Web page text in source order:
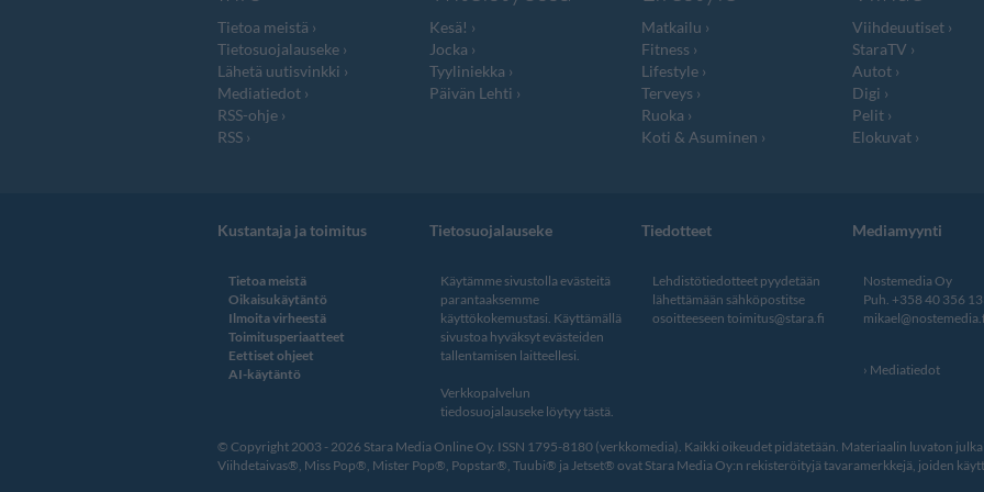
Tietoa meistä
Tietosuojalauseke
Lähetä uutisvinkki
Mediatiedot
RSS-ohje
RSS
Kesä!
Jocka
Tyyliniekka
Päivän Lehti
Matkailu
Fitness
Lifestyle
Terveys
Ruoka
Koti & Asuminen
Viihdeuutiset
StaraTV
Autot
Digi
Pelit
Elokuvat
Kustantaja ja toimitus
Tietoa meistä
Oikaisukäytäntö
Ilmoita virheestä
Toimitusperiaatteet
Eettiset ohjeet
AI-käytäntö
Tietosuojalauseke
Käytämme sivustolla evästeitä
parantaaksemme
käyttökokemustasi. Käyttämällä
sivustoa hyväksyt evästeiden
tallentamisen laitteellesi.
Verkkopalvelun
tiedosuojalauseke löytyy tästä.
Tiedotteet
Lehdistötiedotteet pyydetään
lähettämään sähköpostitse
osoitteeseen toimitus@stara.fi
Mediamyynti
Nostemedia Oy
Puh. +358 40 356
Mediatiedot
© Copyright 2003 - 2026 Stara Media Online Oy. ISSN 1795-8180 (verkkomedia). Kaikki oikeudet pidätetään. Materiaalin luvaton
Viihdetaivas®, Miss Pop®, Mister Pop®, Popstar®, Tuubi® ja Jetset® ovat Stara Media Oy:n rekisteröityjä tavaramerkkejä, joiden